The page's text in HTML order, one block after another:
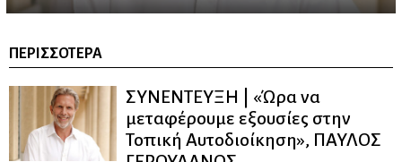
ΠΕΡΙΣΣΌΤΕΡΑ
ΣΥΝΕΝΤΕΥΞΗ | «Ώρα να
μεταφέρουμε εξουσίες στην
Τοπική Αυτοδιοίκηση», ΠΑΥΛΟΣ